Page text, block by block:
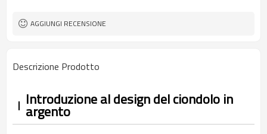
AGGIUNGI RECENSIONE
Descrizione Prodotto
Introduzione al design del ciondolo in
argento